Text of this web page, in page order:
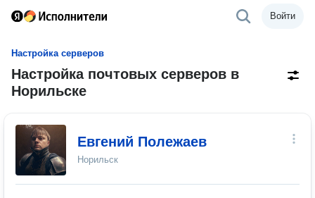
Войти
Настройка серверов
Настройка почтовых серверов в
Норильске
Евгений Полежаев
Норильск